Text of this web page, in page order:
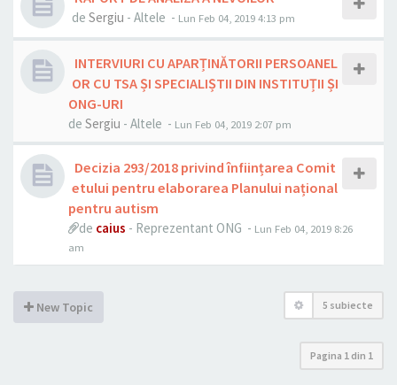
de Sergiu - Altele - Lun Feb 04, 2019 4:13 pm
INTERVIURI CU APARȚINĂTORII PERSOANEL
OR CU TSA ȘI SPECIALIȘTII DIN INSTITUȚII ȘI
ONG-URI
de Sergiu - Altele - Lun Feb 04, 2019 2:07 pm
Decizia 293/2018 privind înființarea Comit
etului pentru elaborarea Planului național
pentru autism
de caius - Reprezentant ONG - Lun Feb 04, 2019 8:26
am
New Topic 5 subiecte
Pagina 1 din 1